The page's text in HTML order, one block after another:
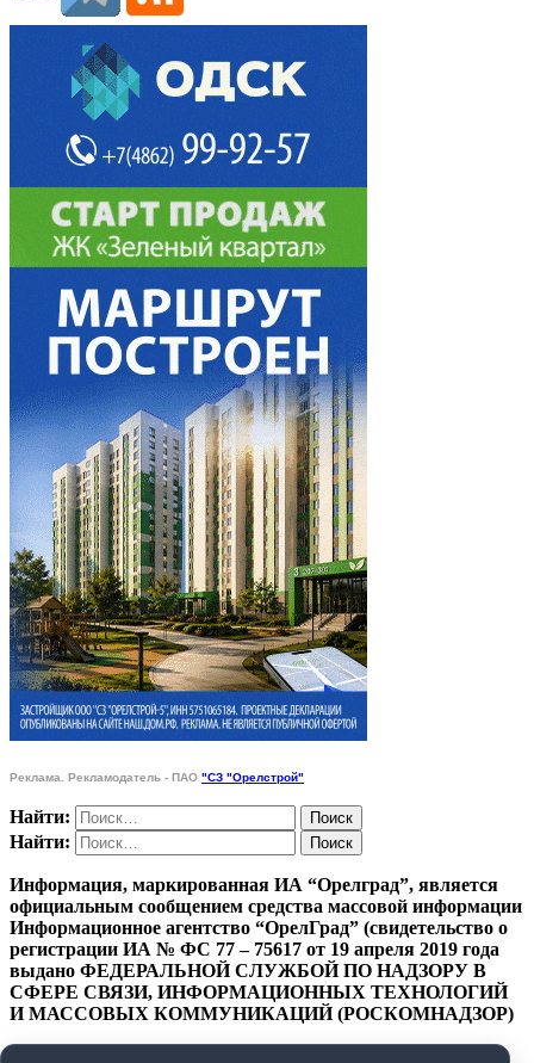
Реклама. Рекламодатель - ПАО "СЗ "Орелстрой"
Найти:
Найти:
Информация, маркированная ИА “Орелград”, является
официальным сообщением средства массовой информации
Информационное агентство “ОрелГрад” (свидетельство о
регистрации ИА № ФС 77 – 75617 от 19 апреля 2019 года
выдано ФЕДЕРАЛЬНОЙ СЛУЖБОЙ ПО НАДЗОРУ В
СФЕРЕ СВЯЗИ, ИНФОРМАЦИОННЫХ ТЕХНОЛОГИЙ
И МАССОВЫХ КОММУНИКАЦИЙ (РОСКОМНАДЗОР)